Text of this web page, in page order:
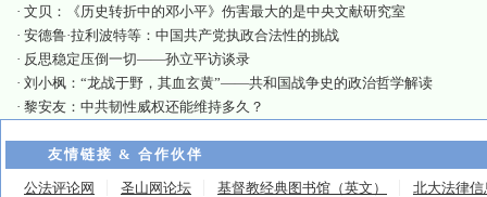
· 文贝：《历史转折中的邓小平》伤害最大的是中央文献研究室
· 安德鲁·拉利波特等：中国共产党执政合法性的挑战
· 反思稳定压倒一切——孙立平访谈录
· 刘小枫：“龙战于野，其血玄黄”——共和国战争史的政治哲学解读
· 黎安友：中共韧性威权还能维持多久？
友情链接 & 合作伙伴
公法评论网 圣山网论坛 基督教经典图书馆（英文）
北大法律信